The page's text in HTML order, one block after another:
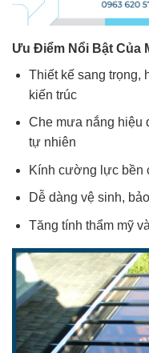
Ưu Điểm Nổi Bật Của
Thiết kế sang trọng,
kiến trúc
Che mưa nắng hiệu
tự nhiên
Kính cường lực bền
Dễ dàng vệ sinh,
Tăng tính thẩm mỹ